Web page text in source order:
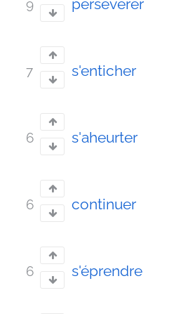
9 persévérer
7 s'enticher
6 s'aheurter
6 continuer
6 s'éprendre